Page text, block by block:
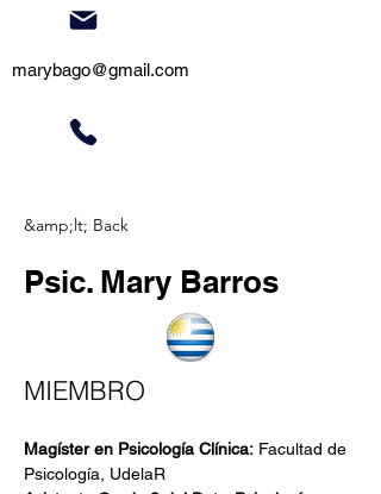
marybago@gmail.com
&amp;lt; Back
Psic. Mary Barros
MIEMBRO
Magíster en Psicología Clínica: Facultad de
Psicología, UdelaR